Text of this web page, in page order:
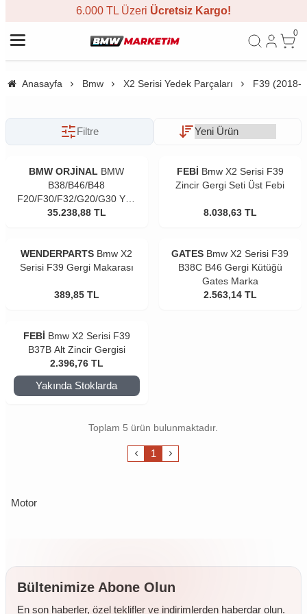
6.000 TL Üzeri Ücretsiz Kargo!
0
Anasayfa Bmw X2 Serisi Yedek Parçaları F39 (2018-
Filtre
BMW ORJİNAL BMW
B38/B46/B48
F20/F30/F32/G20/G30 Yağ
Pompası Orjinal
35.238,88 TL
FEBİ Bmw X2 Serisi F39
Zincir Gergi Seti Üst Febi
8.038,63 TL
WENDERPARTS Bmw X2
Serisi F39 Gergi Makarası
389,85 TL
GATES Bmw X2 Serisi F39
B38C B46 Gergi Kütüğü
Gates Marka
2.563,14 TL
FEBİ Bmw X2 Serisi F39
B37B Alt Zincir Gergisi
2.396,76 TL
Yakında Stoklarda
Toplam 5 ürün bulunmaktadır.
1
Motor
Bültenimize Abone Olun
En son haberler, özel teklifler ve indirimlerden haberdar olun.